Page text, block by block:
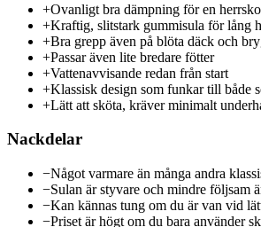
+Ovanligt bra dämpning för en
+Kraftig, slitstark gummisula för lång
+Bra grepp även på blöta däck och
+Passar även lite bredare fötter
+Vattenavvisande redan från start
+Klassisk design som funkar till både
+Lätt att sköta, kräver minimalt
Nackdelar
−Något varmare än många andra
−Sulan är styvare och mindre följsam
−Kan kännas tung om du är van vid
−Priset är högt om du bara använder